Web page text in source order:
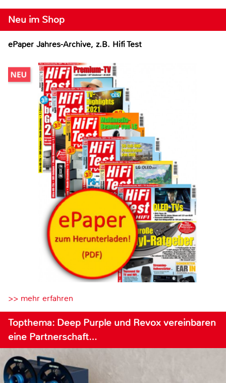
Neu im Shop
ePaper Jahres-Archive, z.B. Hifi Test
>> mehr erfahren
Topthema: Deep Purple und Revox vereinbaren
eine Partnerschaft…